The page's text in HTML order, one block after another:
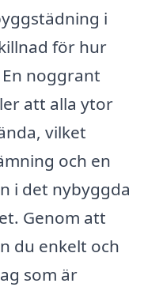
i
för hur
noggrant
att alla ytor
vilket
och en
i det nybyggda
Genom att
du enkelt och
som är